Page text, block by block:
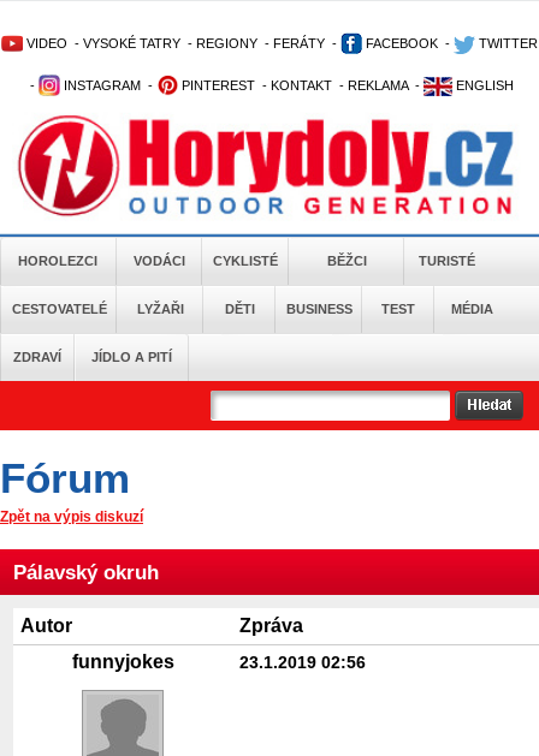
VIDEO - VYSOKÉ TATRY - REGIONY - FERÁTY - FACEBOOK - TWITTER
- INSTAGRAM - PINTEREST - KONTAKT - REKLAMA - ENGLISH
HOROLEZCI VODÁCI CYKLISTÉ BĚŽCI TURISTÉ
CESTOVATELÉ LYŽAŘI DĚTI BUSINESS TEST MÉDIA
ZDRAVÍ JÍDLO A PITÍ
Fórum
Zpět na výpis diskuzí
Pálavský okruh
Autor
Zpráva
funnyjokes
23.1.2019 02:56